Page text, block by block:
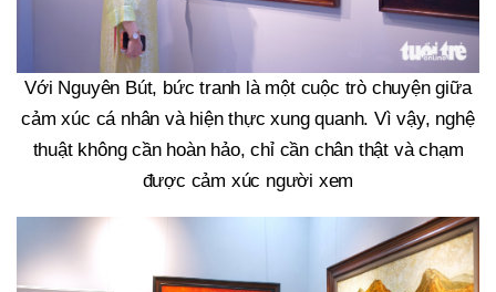
Với Nguyên Bút, bức tranh là một cuộc trò chuyện giữa
cảm xúc cá nhân và hiện thực xung quanh. Vì vậy, nghệ
thuật không cần hoàn hảo, chỉ cần chân thật và chạm
được cảm xúc người xem